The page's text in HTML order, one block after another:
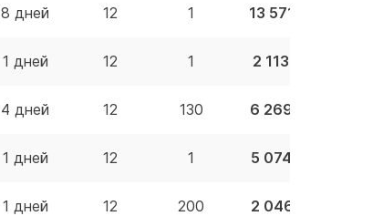
8 дней 12 1 13 571.38 BYN
1 дней 12 1 2 113.96 BYN
4 дней 12 130 6 269.87 BYN
1 дней 12 1 5 074.67 BYN
1 дней 12 200 2 046.52 BYN